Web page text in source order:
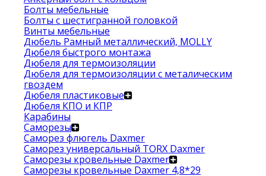
Болты мебельные
Болты с шестигранной головкой
Винты мебельные
Дюбель Рамный металлический, MOLLY
Дюбеля быстрого монтажа
Дюбеля для термоизоляции
Дюбеля для термоизоляции с металическим
гвоздем
Дюбеля пластиковые
Дюбеля КПО и КПР
Карабины
Саморезы
Саморез флюгель Daxmer
Саморез универсальный TORX Daxmer
Саморезы кровельные Daxmer
Саморезы кровельные Daxmer 4,8*29